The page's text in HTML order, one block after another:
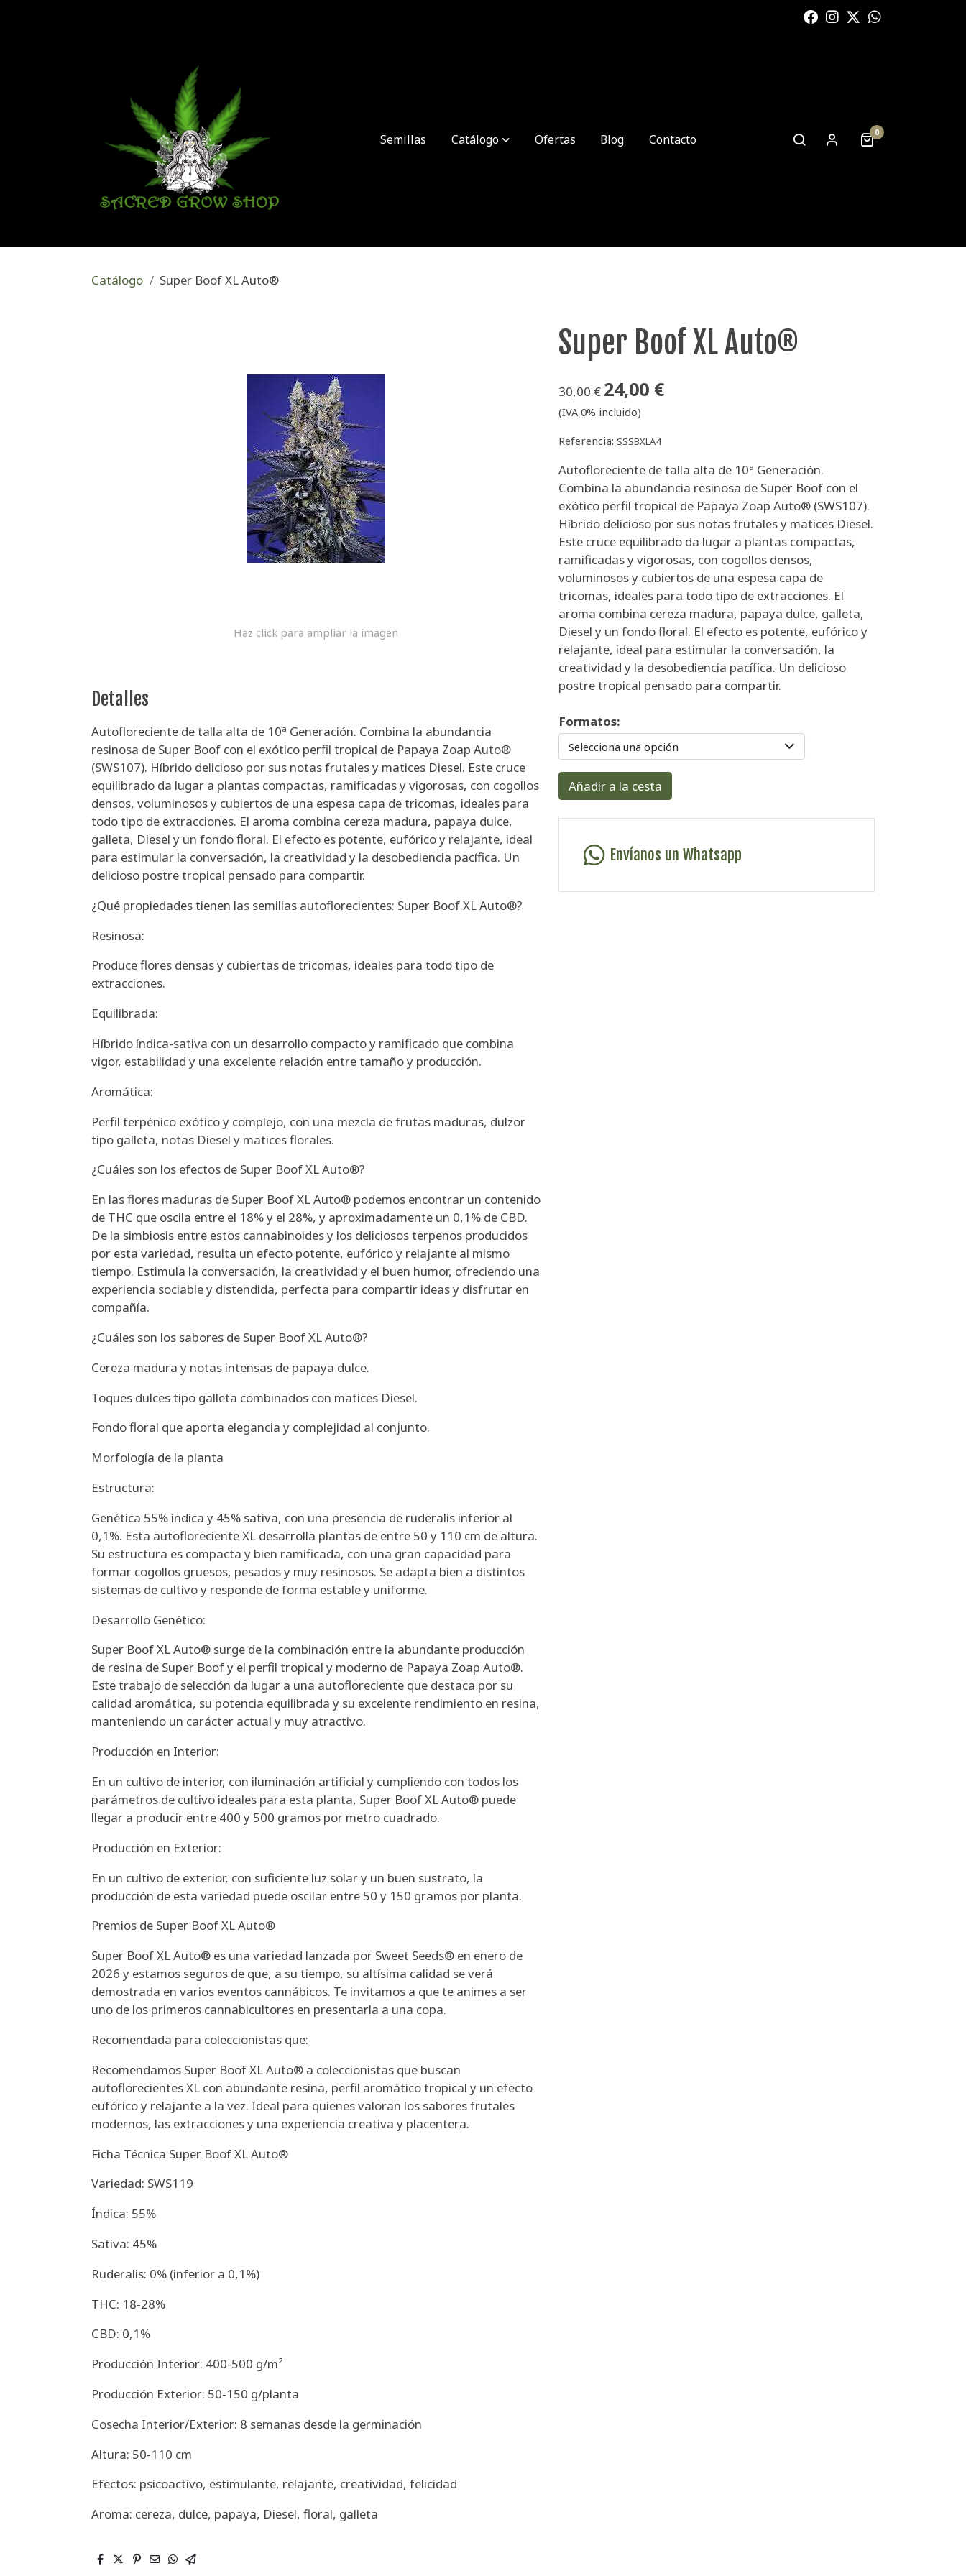
Semillas Catálogo Ofertas Blog Contacto 0
Catálogo Super Boof XL Auto®
Haz click para ampliar la imagen
Detalles
Autofloreciente de talla alta de 10ª Generación. Combina la abundancia
resinosa de Super Boof con el exótico perfil tropical de Papaya Zoap Auto®
(SWS107). Híbrido delicioso por sus notas frutales y matices Diesel. Este cruce
equilibrado da lugar a plantas compactas, ramificadas y vigorosas, con cogollos
densos, voluminosos y cubiertos de una espesa capa de tricomas, ideales para
todo tipo de extracciones. El aroma combina cereza madura, papaya dulce,
galleta, Diesel y un fondo floral. El efecto es potente, eufórico y relajante, ideal
para estimular la conversación, la creatividad y la desobediencia pacífica. Un
delicioso postre tropical pensado para compartir.
¿Qué propiedades tienen las semillas autoflorecientes: Super Boof XL Auto®?
Resinosa:
Produce flores densas y cubiertas de tricomas, ideales para todo tipo de
extracciones.
Equilibrada:
Híbrido índica-sativa con un desarrollo compacto y ramificado que combina
vigor, estabilidad y una excelente relación entre tamaño y producción.
Aromática:
Perfil terpénico exótico y complejo, con una mezcla de frutas maduras, dulzor
tipo galleta, notas Diesel y matices florales.
¿Cuáles son los efectos de Super Boof XL Auto®?
En las flores maduras de Super Boof XL Auto® podemos encontrar un contenido
de THC que oscila entre el 18% y el 28%, y aproximadamente un 0,1% de CBD.
De la simbiosis entre estos cannabinoides y los deliciosos terpenos producidos
por esta variedad, resulta un efecto potente, eufórico y relajante al mismo
tiempo. Estimula la conversación, la creatividad y el buen humor, ofreciendo una
experiencia sociable y distendida, perfecta para compartir ideas y disfrutar en
compañía.
¿Cuáles son los sabores de Super Boof XL Auto®?
Cereza madura y notas intensas de papaya dulce.
Toques dulces tipo galleta combinados con matices Diesel.
Fondo floral que aporta elegancia y complejidad al conjunto.
Morfología de la planta
Estructura:
Genética 55% índica y 45% sativa, con una presencia de ruderalis inferior al
0,1%. Esta autofloreciente XL desarrolla plantas de entre 50 y 110 cm de altura.
Su estructura es compacta y bien ramificada, con una gran capacidad para
formar cogollos gruesos, pesados y muy resinosos. Se adapta bien a distintos
sistemas de cultivo y responde de forma estable y uniforme.
Desarrollo Genético:
Super Boof XL Auto® surge de la combinación entre la abundante producción
de resina de Super Boof y el perfil tropical y moderno de Papaya Zoap Auto®.
Este trabajo de selección da lugar a una autofloreciente que destaca por su
calidad aromática, su potencia equilibrada y su excelente rendimiento en resina,
manteniendo un carácter actual y muy atractivo.
Producción en Interior:
En un cultivo de interior, con iluminación artificial y cumpliendo con todos los
parámetros de cultivo ideales para esta planta, Super Boof XL Auto® puede
llegar a producir entre 400 y 500 gramos por metro cuadrado.
Producción en Exterior:
En un cultivo de exterior, con suficiente luz solar y un buen sustrato, la
producción de esta variedad puede oscilar entre 50 y 150 gramos por planta.
Premios de Super Boof XL Auto®
Super Boof XL Auto® es una variedad lanzada por Sweet Seeds® en enero de
2026 y estamos seguros de que, a su tiempo, su altísima calidad se verá
demostrada en varios eventos cannábicos. Te invitamos a que te animes a ser
uno de los primeros cannabicultores en presentarla a una copa.
Recomendada para coleccionistas que:
Recomendamos Super Boof XL Auto® a coleccionistas que buscan
autoflorecientes XL con abundante resina, perfil aromático tropical y un efecto
eufórico y relajante a la vez. Ideal para quienes valoran los sabores frutales
modernos, las extracciones y una experiencia creativa y placentera.
Ficha Técnica Super Boof XL Auto®
Variedad: SWS119
Índica: 55%
Sativa: 45%
Ruderalis: 0% (inferior a 0,1%)
THC: 18-28%
CBD: 0,1%
Producción Interior: 400-500 g/m²
Producción Exterior: 50-150 g/planta
Cosecha Interior/Exterior: 8 semanas desde la germinación
Altura: 50-110 cm
Efectos: psicoactivo, estimulante, relajante, creatividad, felicidad
Aroma: cereza, dulce, papaya, Diesel, floral, galleta
Super Boof XL Auto®
30,00 €24,00 €
(IVA 0% incluido)
Referencia: SSSBXLA4
Autofloreciente de talla alta de 10ª Generación.
Combina la abundancia resinosa de Super Boof con el
exótico perfil tropical de Papaya Zoap Auto® (SWS107).
Híbrido delicioso por sus notas frutales y matices Diesel.
Este cruce equilibrado da lugar a plantas compactas,
ramificadas y vigorosas, con cogollos densos,
voluminosos y cubiertos de una espesa capa de
tricomas, ideales para todo tipo de extracciones. El
aroma combina cereza madura, papaya dulce, galleta,
Diesel y un fondo floral. El efecto es potente, eufórico y
relajante, ideal para estimular la conversación, la
creatividad y la desobediencia pacífica. Un delicioso
postre tropical pensado para compartir.
Formatos:
Selecciona una opción
Añadir a la cesta
Envíanos un Whatsapp